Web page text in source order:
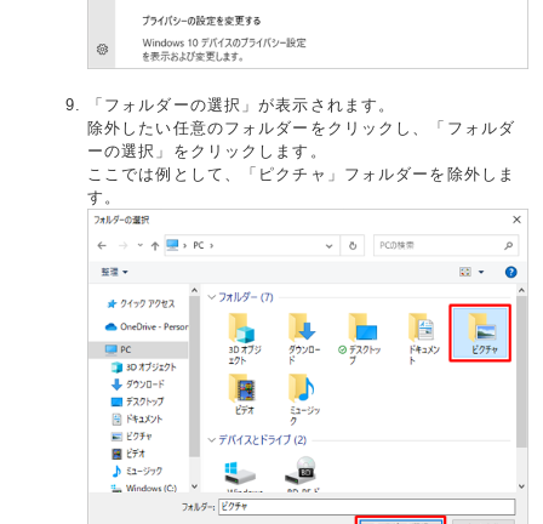
「フォルダーの選択」が表示されます。
除外したい任意のフォルダーをクリックし、「フォルダ
ーの選択」をクリックします。
ここでは例として、「ピクチャ」フォルダーを除外しま
す。